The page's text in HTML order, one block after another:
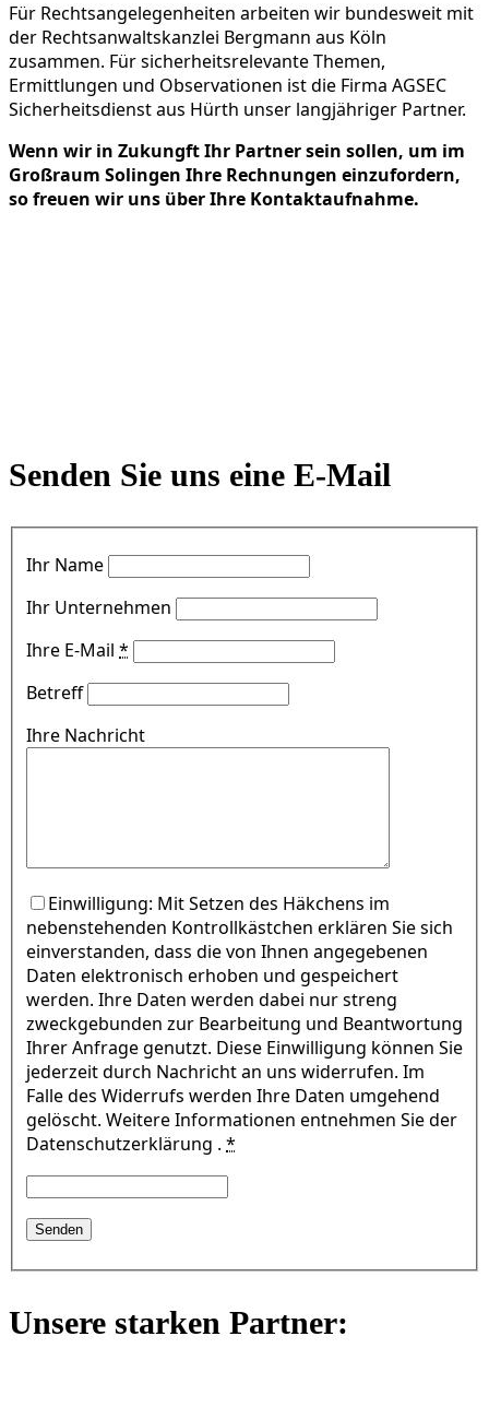
Für Rechtsangelegenheiten arbeiten wir bundesweit mit
der Rechtsanwaltskanzlei Bergmann aus Köln
zusammen. Für sicherheitsrelevante Themen,
Ermittlungen und Observationen ist die Firma AGSEC
Sicherheitsdienst aus Hürth unser langjähriger Partner.
Wenn wir in Zukungft Ihr Partner sein sollen, um im
Großraum Solingen Ihre Rechnungen einzufordern,
so freuen wir uns über Ihre Kontaktaufnahme.
Senden Sie uns eine E-Mail
Ihr Name
Ihr Unternehmen
Ihre E-Mail *
Betreff
Ihre Nachricht
Einwilligung: Mit Setzen des Häkchens im
nebenstehenden Kontrollkästchen erklären Sie sich
einverstanden, dass die von Ihnen angegebenen
Daten elektronisch erhoben und gespeichert
werden. Ihre Daten werden dabei nur streng
zweckgebunden zur Bearbeitung und Beantwortung
Ihrer Anfrage genutzt. Diese Einwilligung können Sie
jederzeit durch Nachricht an uns widerrufen. Im
Falle des Widerrufs werden Ihre Daten umgehend
gelöscht. Weitere Informationen entnehmen Sie der
Datenschutzerklärung . *
Unsere starken Partner: